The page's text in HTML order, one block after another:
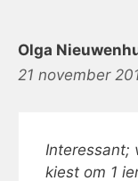
Olga
21 november
Interessant;
kiest om 1